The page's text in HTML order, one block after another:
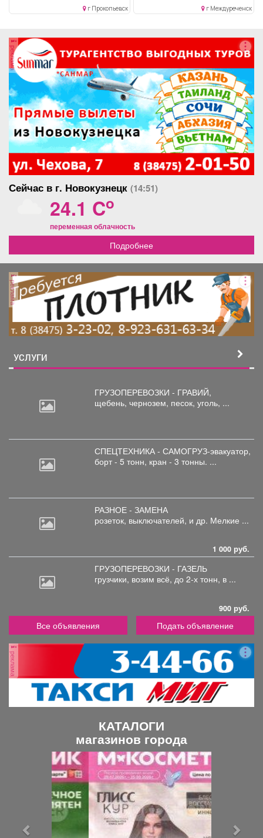
г Прокопьевск г Междуреченск
реклама
Сейчас в г. Новокузнецк (14:51)
24.1 Co
переменная облачность
Подробнее
реклама
УСЛУГИ
ГРУЗОПЕРЕВОЗКИ - ГРАВИЙ,
щебень, чернозем, песок, уголь, ...
СПЕЦТЕХНИКА - САМОГРУЗ-эвакуатор,
борт - 5 тонн, кран - 3 тонны. ...
РАЗНОЕ - ЗАМЕНА
розеток, выключателей, и др. Мелкие ...
1 000 руб.
ГРУЗОПЕРЕВОЗКИ - ГАЗЕЛЬ
грузчики, возим всё, до 2-х тонн, в ...
900 руб.
Все объявления Подать объявление
реклама
КАТАЛОГИ
магазинов города